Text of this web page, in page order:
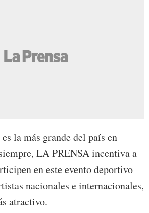
la más grande del país en
LA PRENSA incentiva a
en este evento deportivo
nacionales e internacionales,
atractivo.